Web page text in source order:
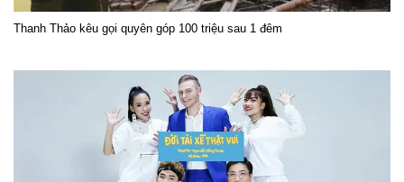
Thanh Thảo kêu gọi quyên góp 100 triệu sau 1 đêm